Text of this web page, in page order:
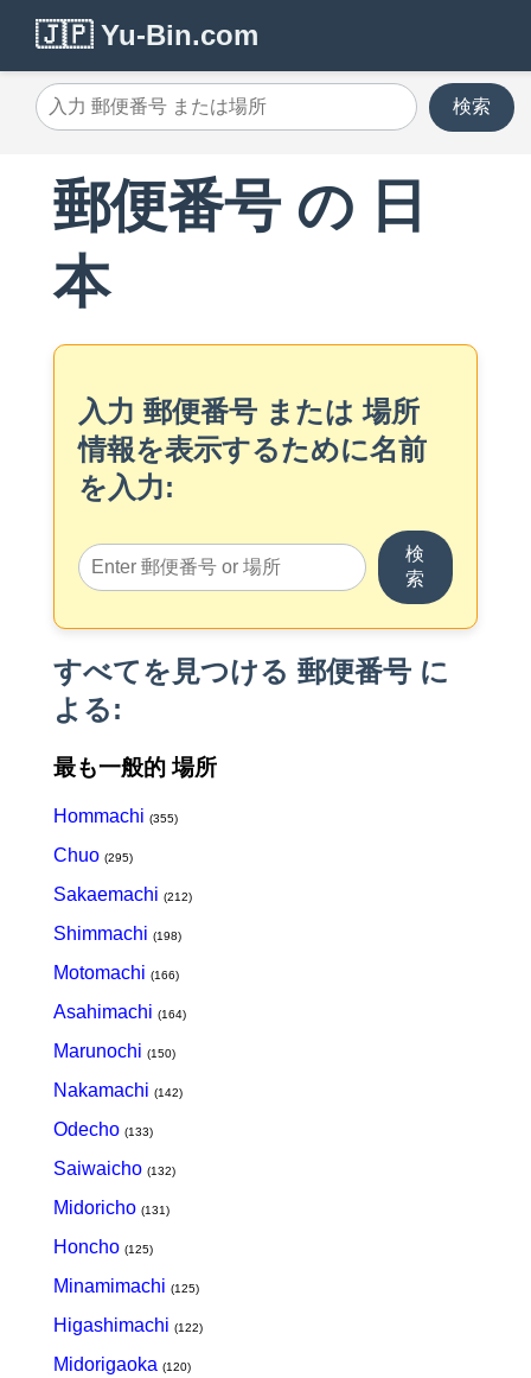
🇯🇵 Yu-Bin.com
検索
郵便番号 の 日
本
入力 郵便番号 または 場所
情報を表示するために名前
を入力:
検
索
すべてを見つける 郵便番号 に
よる:
最も一般的 場所
Hommachi (355)
Chuo (295)
Sakaemachi (212)
Shimmachi (198)
Motomachi (166)
Asahimachi (164)
Marunochi (150)
Nakamachi (142)
Odecho (133)
Saiwaicho (132)
Midoricho (131)
Honcho (125)
Minamimachi (125)
Higashimachi (122)
Midorigaoka (120)